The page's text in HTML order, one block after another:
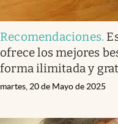
Recomendaciones.
ofrece los mejores
forma ilimitada y
martes, 20 de Mayo de 2025